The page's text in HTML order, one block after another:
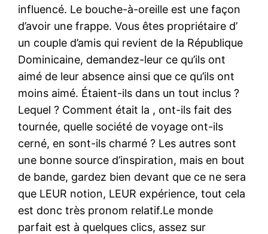
influencé. Le bouche-à-oreille est une façon
d’avoir une frappe. Vous êtes propriétaire d’
un couple d’amis qui revient de la République
Dominicaine, demandez-leur ce qu’ils ont
aimé de leur absence ainsi que ce qu’ils ont
moins aimé. Étaient-ils dans un tout inclus ?
Lequel ? Comment était la , ont-ils fait des
tournée, quelle société de voyage ont-ils
cerné, en sont-ils charmé ? Les autres sont
une bonne source d’inspiration, mais en bout
de bande, gardez bien devant que ce ne sera
que LEUR notion, LEUR expérience, tout cela
est donc très pronom relatif.Le monde
parfait est à quelques clics, assez sur